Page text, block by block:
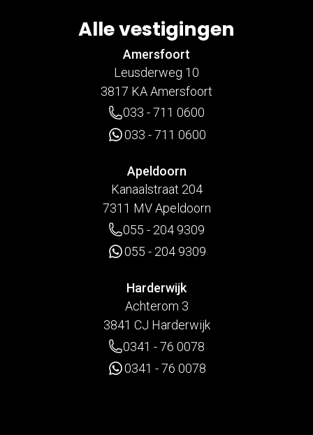
Alle vestigingen
Amersfoort
Leusderweg 10
3817 KA Amersfoort
033 - 711 0600
033 - 711 0600
Apeldoorn
Kanaalstraat 204
7311 MV Apeldoorn
055 - 204 9309
055 - 204 9309
Harderwijk
Achterom 3
3841 CJ Harderwijk
0341 - 76 0078
0341 - 76 0078